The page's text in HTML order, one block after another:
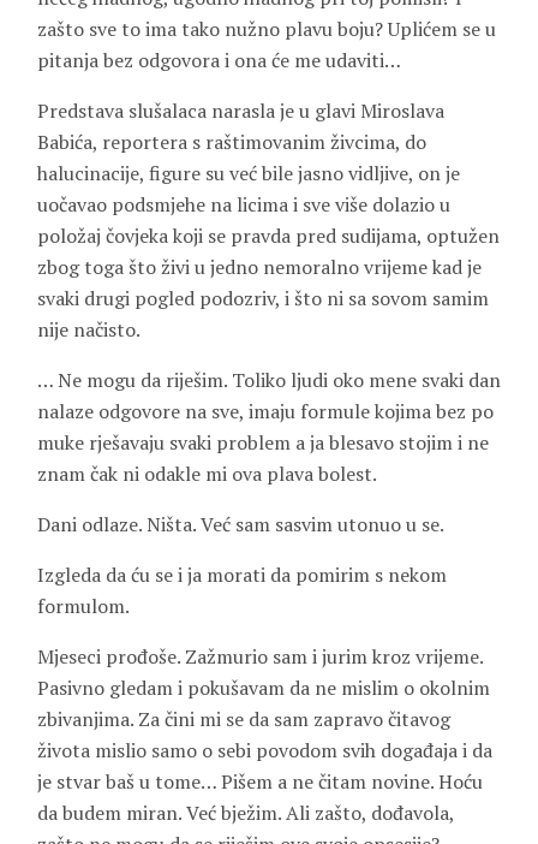
zašto sve to ima tako nužno plavu boju? Uplićem se u
pitanja bez odgovora i ona će me udaviti…
Predstava slušalaca narasla je u glavi Miroslava
Babića, reportera s raštimovanim živcima, do
halucinacije, figure su već bile jasno vidljive, on je
uočavao podsmjehe na licima i sve više dolazio u
položaj čovjeka koji se pravda pred sudijama, optužen
zbog toga što živi u jedno nemoralno vrijeme kad je
svaki drugi pogled podozriv, i što ni sa sovom samim
nije načisto.
… Ne mogu da riješim. Toliko ljudi oko mene svaki dan
nalaze odgovore na sve, imaju formule kojima bez po
muke rješavaju svaki problem a ja blesavo stojim i ne
znam čak ni odakle mi ova plava bolest.
Dani odlaze. Ništa. Već sam sasvim utonuo u se.
Izgleda da ću se i ja morati da pomirim s nekom
formulom.
Mjeseci prođoše. Zažmurio sam i jurim kroz vrijeme.
Pasivno gledam i pokušavam da ne mislim o okolnim
zbivanjima. Za čini mi se da sam zapravo čitavog
života mislio samo o sebi povodom svih događaja i da
je stvar baš u tome… Pišem a ne čitam novine. Hoću
da budem miran. Već bježim. Ali zašto, dođavola,